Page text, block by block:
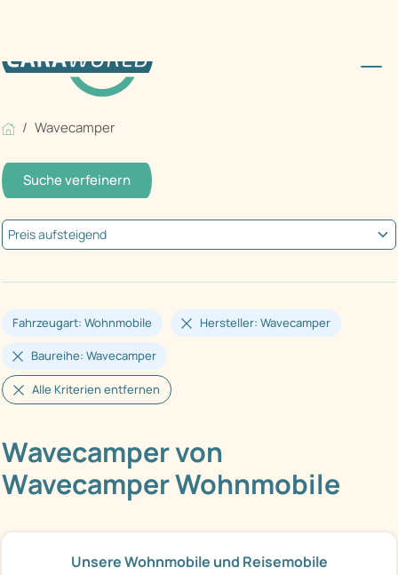
Wavecamper
Suche verfeinern
Fahrzeugart: Wohnmobile Hersteller: Wavecamper
Baureihe: Wavecamper
Alle Kriterien entfernen
Wavecamper von
Wavecamper Wohnmobile
Unsere Wohnmobile und Reisemobile